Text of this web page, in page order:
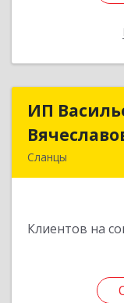
ИП
Сланцы
Клиентов на